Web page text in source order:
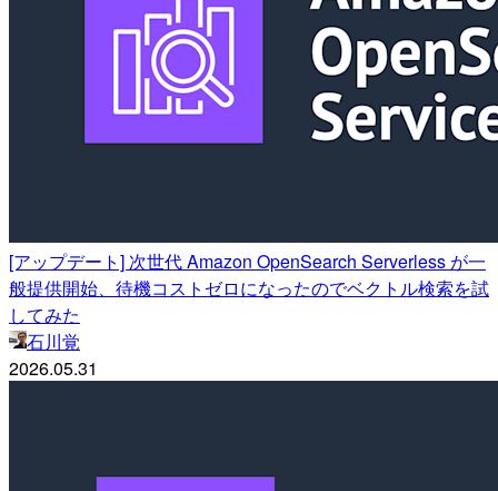
[アップデート] 次世代 Amazon OpenSearch Serverless が一
般提供開始、待機コストゼロになったのでベクトル検索を試
してみた
石川覚
2026.05.31